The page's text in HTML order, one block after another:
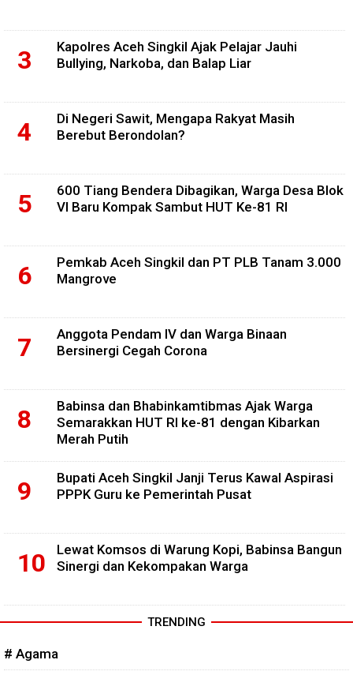
Kapolres Aceh Singkil Ajak Pelajar Jauhi
Bullying, Narkoba, dan Balap Liar
Di Negeri Sawit, Mengapa Rakyat Masih
Berebut Berondolan?
600 Tiang Bendera Dibagikan, Warga Desa Blok
VI Baru Kompak Sambut HUT Ke-81 RI
Pemkab Aceh Singkil dan PT PLB Tanam 3.000
Mangrove
Anggota Pendam IV dan Warga Binaan
Bersinergi Cegah Corona
Babinsa dan Bhabinkamtibmas Ajak Warga
Semarakkan HUT RI ke-81 dengan Kibarkan
Merah Putih
Bupati Aceh Singkil Janji Terus Kawal Aspirasi
PPPK Guru ke Pemerintah Pusat
Lewat Komsos di Warung Kopi, Babinsa Bangun
Sinergi dan Kekompakan Warga
TRENDING
# Agama